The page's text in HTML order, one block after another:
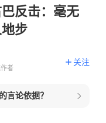
反击：毫无
步
者
关注
言论依据？